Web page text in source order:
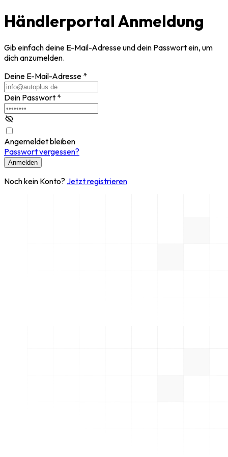
Händlerportal Anmeldung
Gib einfach deine E-Mail-Adresse und dein Passwort ein, um
dich anzumelden.
Deine E-Mail-Adresse *
Dein Passwort *
Angemeldet bleiben
Passwort vergessen?
Anmelden
Noch kein Konto? Jetzt registrieren